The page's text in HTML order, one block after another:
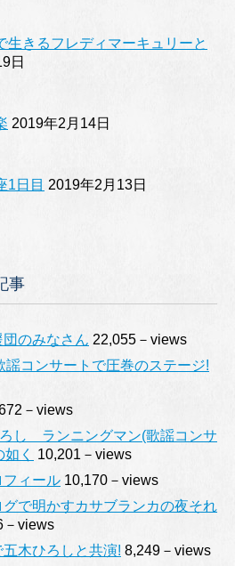
きるフレディマーキュリーと
日
2019年2月14日
1日目 2019年2月13日
事
のみなさん 22,055－views
コンサートで圧巻のステージ!
－views
し ランニングマン(歌謡コンサ
く
10,201－views
フィール 10,170－views
で明かすカサブランカの夜それ
－views
木ひろしと共演! 8,249－views